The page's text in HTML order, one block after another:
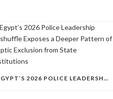
EGYPT’S 2026 POLICE LEADERSHIP RESHUFFLE EXPOSES A DEEPER PATTERN OF COPTIC EXCLUSION FROM STATE INSTITUTIONS